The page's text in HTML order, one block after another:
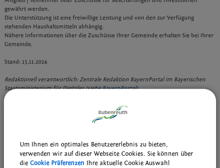
gewährt werden.
Die Unterstützung ist eine freiwillige Leistung und von den zur Verfügung
stehenden Haushaltsmitteln abhängig.
Nähere Informationen über die Zuschüsse Ihrer Gemeinde erhalten Sie bei Ihrer
Gemeinde.
Stand: 15.11.2024
Redaktionell verantwortlich: Zentrale Redaktion BayernPortal im Bayerischen
Staatsministerium für Digitales (sieheBayernPortal)
Folgende Ansprechpartner sind zuständig:
Um Ihnen ein optimales Benutzererlebnis zu bieten,
verwenden wir auf dieser Webseite Cookies. Sie können über
die Cookie Präferenzen Ihre aktuelle Cookie Auswahl